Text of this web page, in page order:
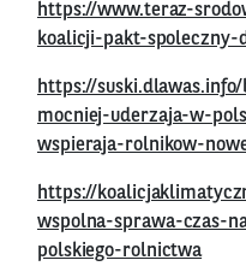
https://www.teraz-
koalicji-pakt-
https://
mocniej-uderzaja-w-
wspieraja-rolnikow-
https://
wspolna-sprawa-czas-
polskiego-rolnictwa